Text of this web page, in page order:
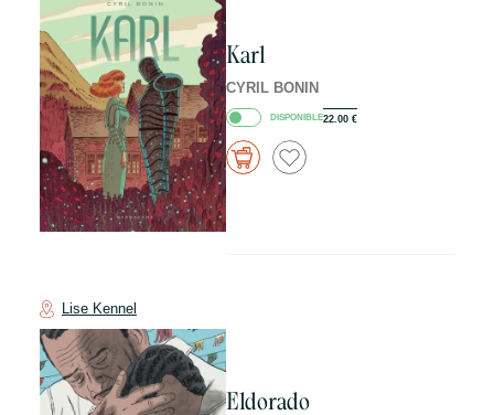
Karl
CYRIL BONIN
DISPONIBLE22.00 €
Lise Kennel
Eldorado